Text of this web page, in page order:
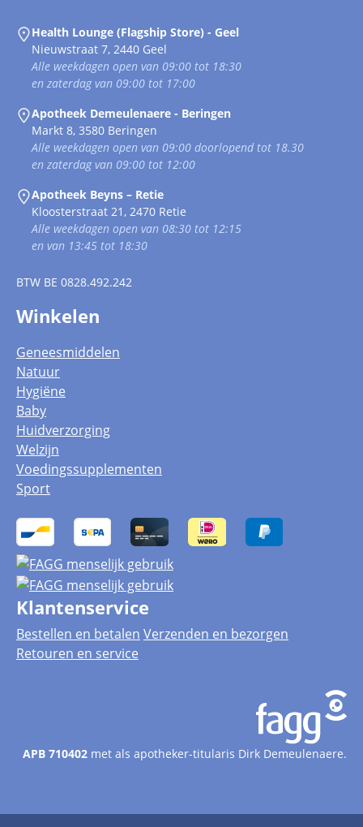
Health Lounge (Flagship Store) - Geel
Nieuwstraat 7, 2440 Geel
Alle weekdagen open van 09:00 tot 18:30
en zaterdag van 09:00 tot 17:00
Apotheek Demeulenaere - Beringen
Markt 8, 3580 Beringen
Alle weekdagen open van 09:00 doorlopend tot 18.30
en zaterdag van 09:00 tot 12:00
Apotheek Beyns – Retie
Kloosterstraat 21, 2470 Retie
Alle weekdagen open van 08:30 tot 12:15
en van 13:45 tot 18:30
BTW BE 0828.492.242
Winkelen
Geneesmiddelen
Natuur
Hygiëne
Baby
Huidverzorging
Welzijn
Voedingssupplementen
Sport
Klantenservice
Bestellen en betalen Verzenden en bezorgen
Retouren en service
APB 710402 met als apotheker-titularis Dirk Demeulenaere.